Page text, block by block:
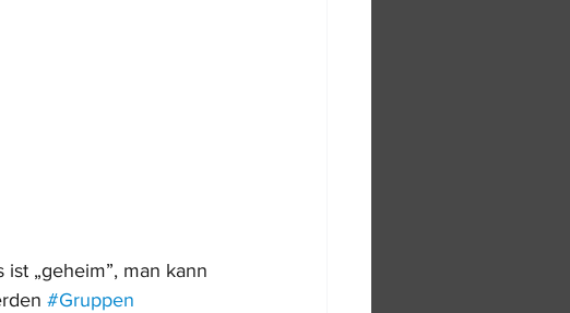
„geheim”, man kann
#Gruppen